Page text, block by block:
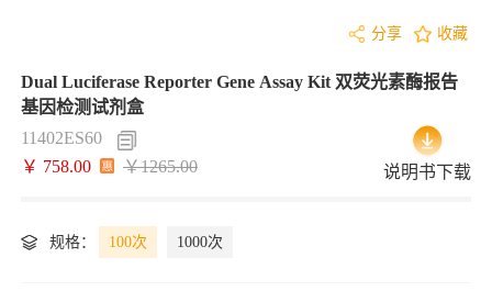
分享 收藏
Dual Luciferase Reporter Gene Assay Kit 双荧光素酶报告
基因检测试剂盒
11402ES60
￥ 758.00
￥1265.00 说明书下载
规格： 100次 1000次